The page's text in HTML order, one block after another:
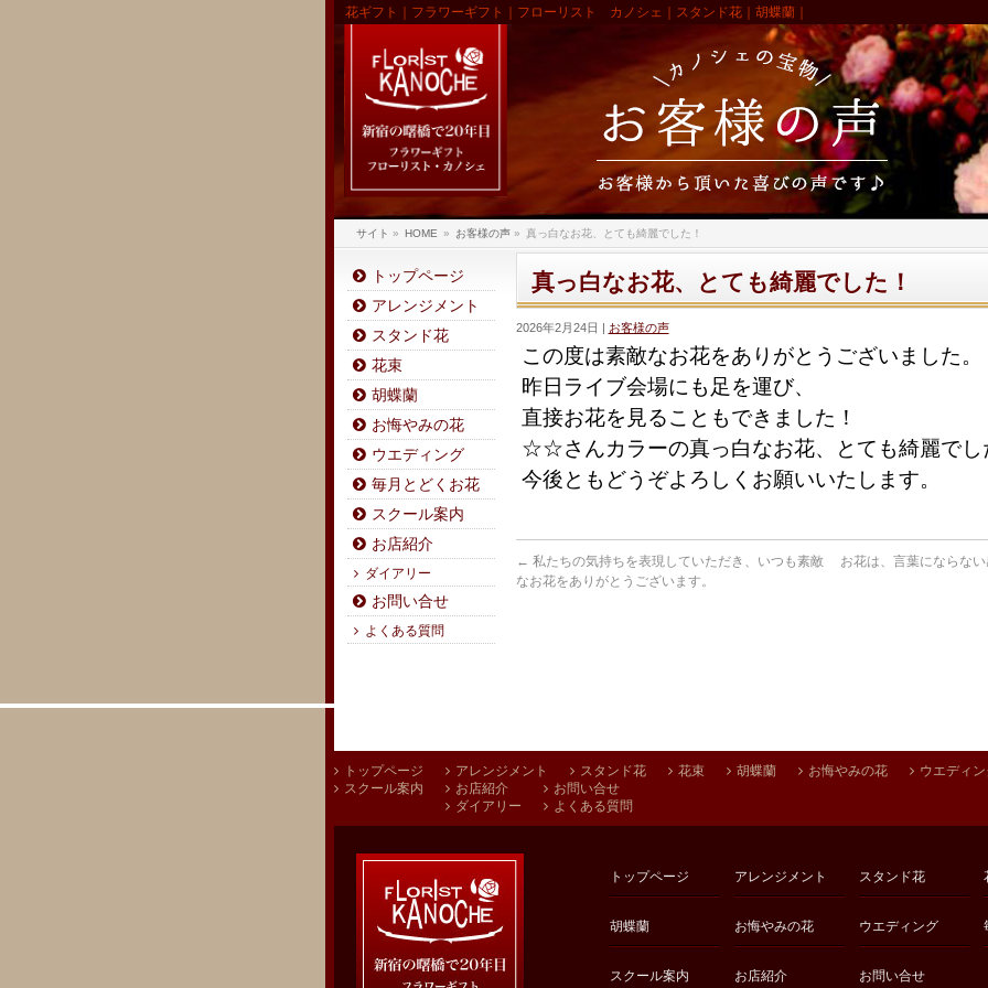
花ギフト｜フラワーギフト｜フローリスト カノシェ｜スタンド花｜胡蝶蘭｜
サイト » HOME » お客様の声» 真っ白なお花、とても綺麗でした！
真っ白なお花、とても綺麗でした！
2026年2月24日 お客様の声
この度は素敵なお花をありがとうございました。
昨日ライブ会場にも足を運び、
直接お花を見ることもできました！
☆☆さんカラーの真っ白なお花、とても綺麗でし
今後ともどうぞよろしくお願いいたします。
← 私たちの気持ちを表現していただき、いつも素敵
なお花をありがとうございます。
お花は、言葉にならな
トップページ
アレンジメント
スタンド花
花束
胡蝶蘭
お悔やみの花
ウエディング
毎月とどくお花
スクール案内
お店紹介
ダイアリー
お問い合せ
よくある質問
トップページ アレンジメント スタンド花 花束 胡蝶蘭 お悔やみの花
ウエディン
スクール案内
お店紹介
ダイアリー
お問い合せ
よくある質問
トップページ アレンジメント スタンド花
胡蝶蘭 お悔やみの花 ウエディング
スクール案内 お店紹介 お問い合せ